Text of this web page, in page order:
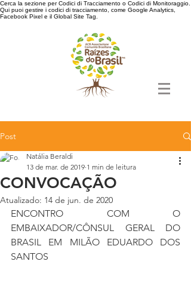
Cerca la sezione per Codici di Tracciamento o Codici di Monitoraggio.
Qui puoi gestire i codici di tracciamento, come Google Analytics,
Facebook Pixel e il Global Site Tag.
Post
CONVOCAÇÃO
Natália Beraldi
13 de mar. de 2019 1 min de leitura
Atualizado: 14 de jun. de 2020
ENCONTRO COM O
EMBAIXADOR/CÔNSUL GERAL DO
BRASIL EM MILÃO EDUARDO DOS
SANTOS